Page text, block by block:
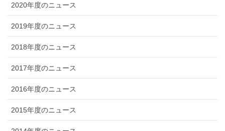
2020年度のニュース
2019年度のニュース
2018年度のニュース
2017年度のニュース
2016年度のニュース
2015年度のニュース